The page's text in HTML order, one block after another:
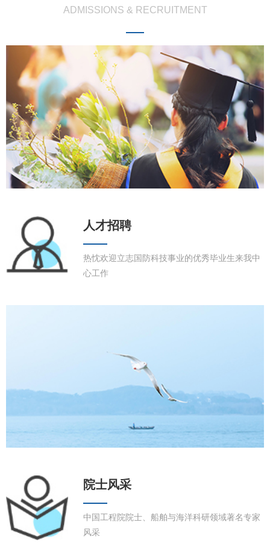
ADMISSIONS & RECRUITMENT
人才招聘
热忱欢迎立志国防科技事业的优秀毕业生来我中
心工作
院士风采
中国工程院院士、船舶与海洋科研领域著名专家
风采